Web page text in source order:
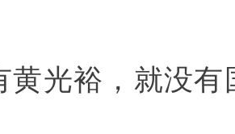
黄光裕，就没